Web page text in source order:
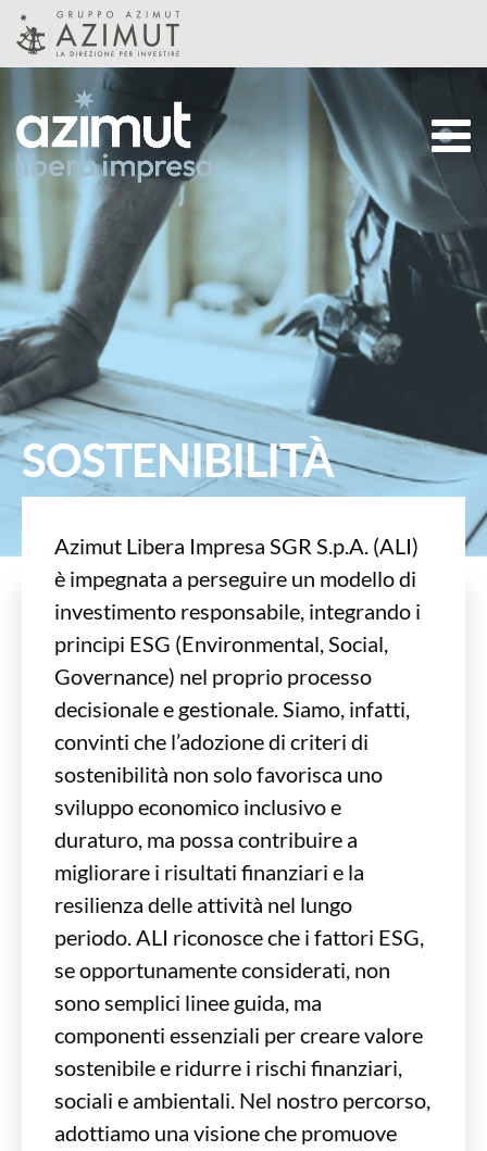
Skip to Main Content
CHI SIAMO
STRATEGIA
TEAM
PRODOTTI
SOSTENIBILITÀ
ECONOMIA REALE
SOSTENIBILITÀ
Azimut Libera Impresa SGR S.p.A. (ALI)
è impegnata a perseguire un modello di
investimento responsabile, integrando i
principi ESG (Environmental, Social,
Governance) nel proprio processo
decisionale e gestionale. Siamo, infatti,
convinti che l’adozione di criteri di
sostenibilità non solo favorisca uno
sviluppo economico inclusivo e
duraturo, ma possa contribuire a
migliorare i risultati finanziari e la
resilienza delle attività nel lungo
periodo. ALI riconosce che i fattori ESG,
se opportunamente considerati, non
sono semplici linee guida, ma
componenti essenziali per creare valore
sostenibile e ridurre i rischi finanziari,
sociali e ambientali. Nel nostro percorso,
adottiamo una visione che promuove